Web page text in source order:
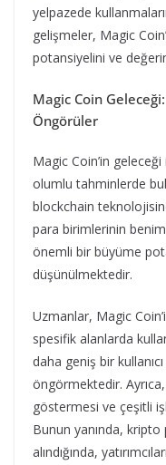
yelpazede
gelişmeler, Magic
potansiyelini ve
Magic Coin
Öngörüler
Magic Coin’in
olumlu tahminlerde
blockchain
para birimlerinin
önemli bir büyüme
düşünülmektedir.
Uzmanlar, Magic
spesifik alanlarda
daha geniş bir
öngörmektedir.
göstermesi ve çeşitli
Bunun yanında, kripto
alındığında,